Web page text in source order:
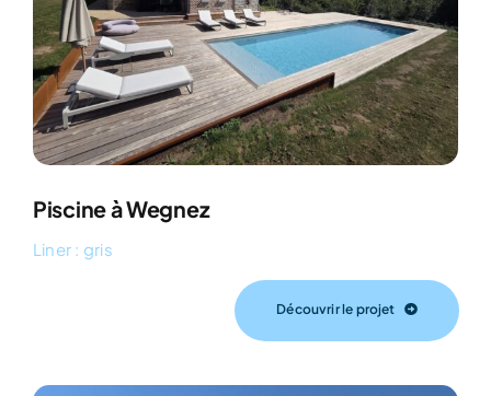
Piscine à Wegnez
Liner : gris
Découvrir le projet